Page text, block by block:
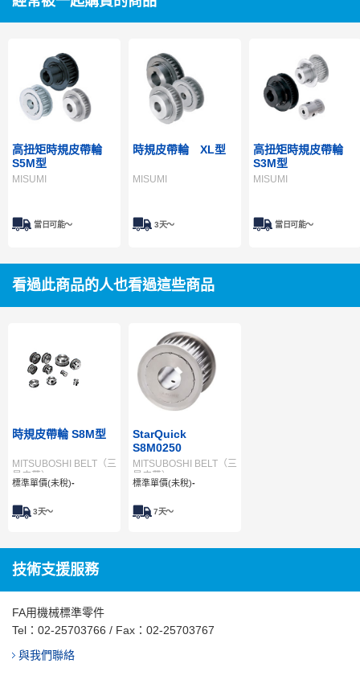
高扭矩時規皮帶輪
S5M型
MISUMI
當日可能〜
時規皮帶輪 XL型
MISUMI
3天～
高扭矩時規皮帶輪
S3M型
MISUMI
當日可能〜
看過此商品的人也看過這些商品
時規皮帶輪 S8M型
MITSUBOSHI BELT（三
星皮帶）
標準單價(未稅)-
3天～
StarQuick
S8M0250
MITSUBOSHI BELT（三
星皮帶）
標準單價(未稅)-
7天～
技術支援服務
FA用機械標準零件
Tel： 02-25703766 / Fax：02-25703767
與我們聯絡